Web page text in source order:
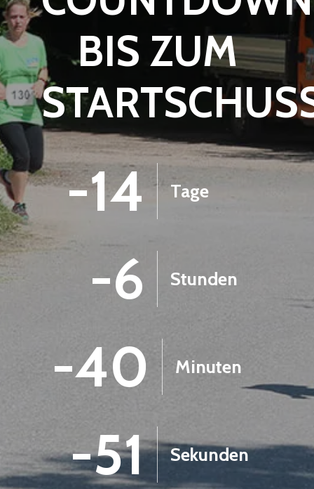
BIS ZUM
-14 Tage
-6 Stunden
-40 Minuten
-52 Sekunden